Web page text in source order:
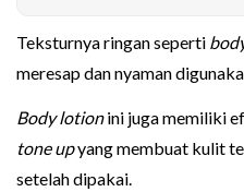
Teksturnya ringan seperti
meresap dan nyaman
Body lotionini juga memiliki
tone upyang membuat kulit
setelah dipakai.